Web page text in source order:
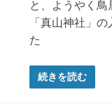
と、ようやく
「真山神社」
た
続きを読む